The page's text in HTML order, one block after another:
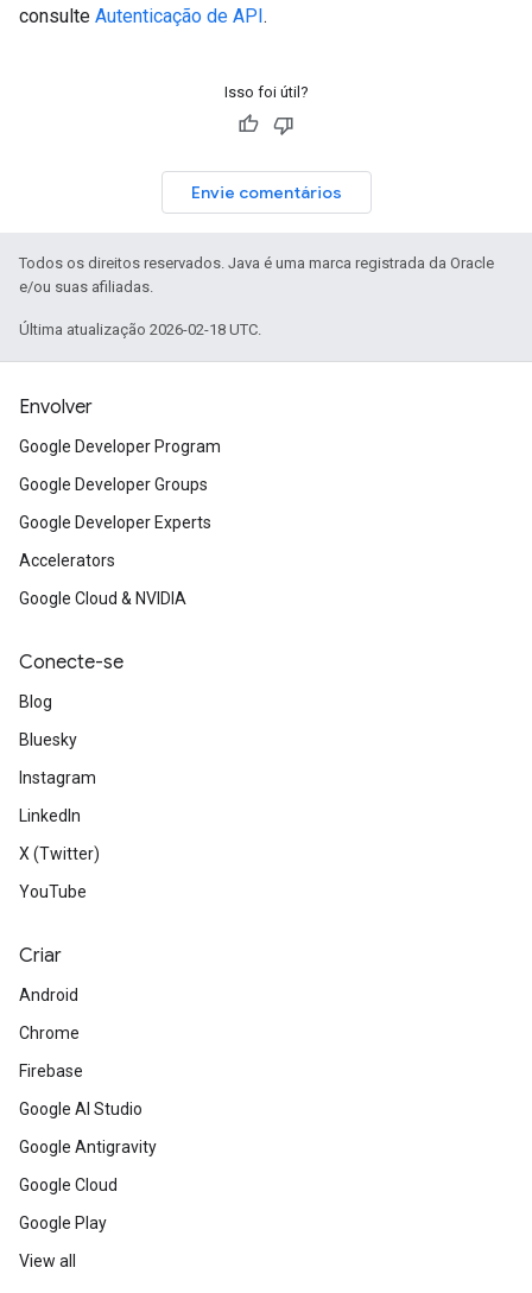
consulte Autenticação de API.
Isso foi útil?
Envie comentários
Todos os direitos reservados. Java é uma marca registrada da Oracle
e/ou suas afiliadas.
Última atualização 2026-02-18 UTC.
Envolver
Google Developer Program
Google Developer Groups
Google Developer Experts
Accelerators
Google Cloud & NVIDIA
Conecte-se
Blog
Bluesky
Instagram
LinkedIn
X (Twitter)
YouTube
Criar
Android
Chrome
Firebase
Google AI Studio
Google Antigravity
Google Cloud
Google Play
View all